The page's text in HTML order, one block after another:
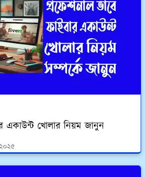
একাউন্ট খোলার নিয়ম জানুন